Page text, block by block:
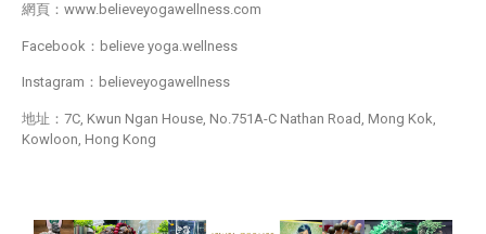
網頁：www.believeyogawellness.com
Facebook：believe yoga.wellness
Instagram：believeyogawellness
地址：7C, Kwun Ngan House, No.751A-C Nathan Road, Mong Kok,
Kowloon, Hong Kong